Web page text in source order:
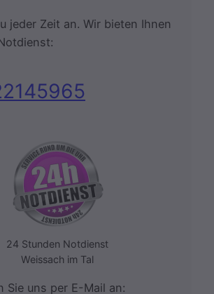
jeder Zeit an. Wir bieten Ihnen
24 Stunden Notdienst
Weissach im Tal
Sie uns per E-Mail an: